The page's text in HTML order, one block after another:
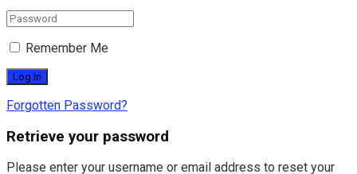
Remember Me
Forgotten Password?
Retrieve your password
Please enter your username or email address to reset your